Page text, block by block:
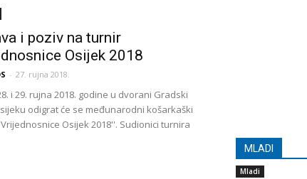
i poziv na turnir
Osijek 2018
- 27. rujna 2018.
i 29. rujna 2018. godine u dvorani Gradski
odigrat će se međunarodni košarkaški
Osijek 2018''. Sudionici turnira
MLADI
Mladi